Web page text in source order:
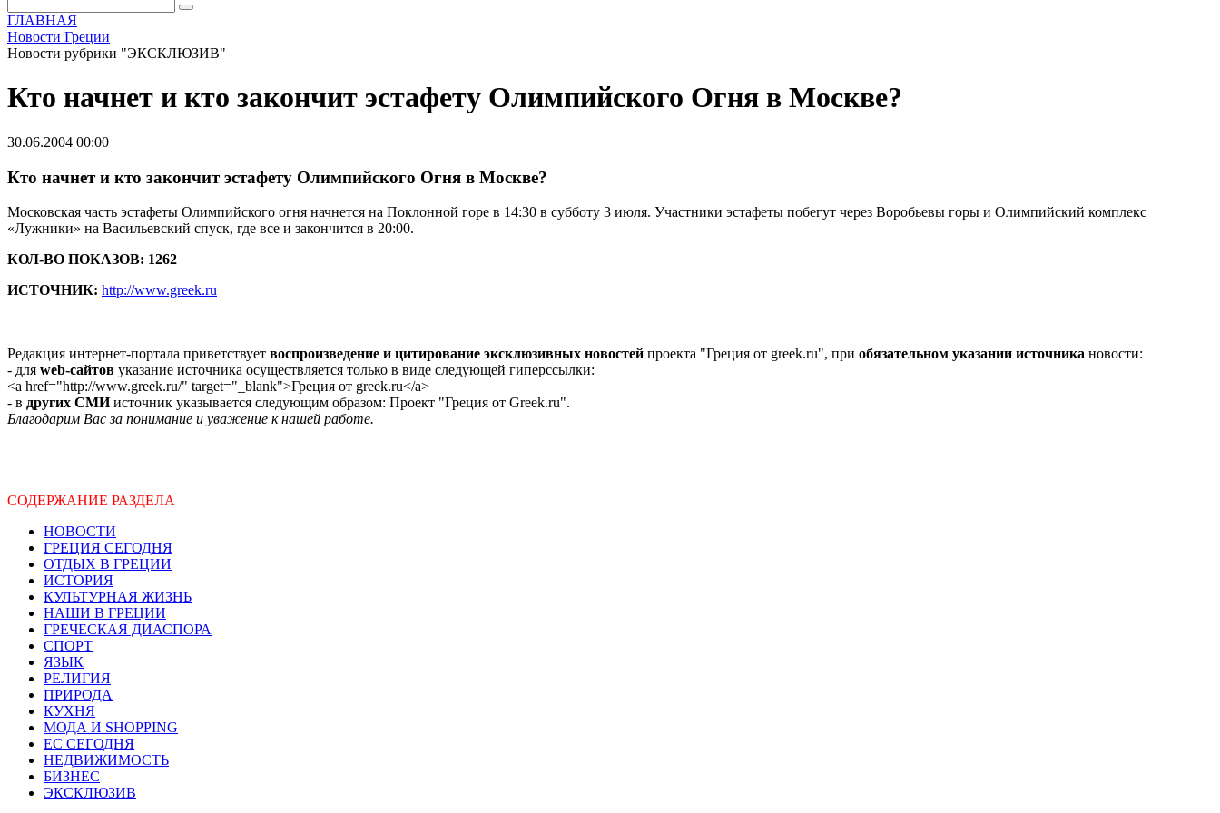
ГЛАВНАЯ
Новости Греции
Новости рубрики "ЭКСКЛЮЗИВ"
Кто начнет и кто закончит эстафету Олимпийского Огня в Москве?
30.06.2004 00:00
Кто начнет и кто закончит эстафету Олимпийского Огня в Москве?
Московская часть эстафеты Олимпийского огня начнется на Поклонной горе в 14:30 в субботу 3 июля. Участники эстафеты побегут через Воробьевы горы и Олимпийский комплекс
«Лужники» на Васильевский спуск, где все и закончится в 20:00.
КОЛ-ВО ПОКАЗОВ: 1262
ИСТОЧНИК: http://www.greek.ru
Редакция интернет-портала приветствует воспроизведение и цитирование эксклюзивных новостей проекта "Греция от greek.ru", при обязательном указании источника новости:
- для web-сайтов указание источника осуществляется только в виде следующей гиперссылки:
<a href="http://www.greek.ru/" target="_blank">Греция от greek.ru</a>
- в других СМИисточник указывается следующим образом: Проект "Греция от Greek.ru".
Благодарим Вас за понимание и уважение к нашей работе.
СОДЕРЖАНИЕ РАЗДЕЛА
НОВОСТИ
ГРЕЦИЯ СЕГОДНЯ
ОТДЫХ В ГРЕЦИИ
ИСТОРИЯ
КУЛЬТУРНАЯ ЖИЗНЬ
НАШИ В ГРЕЦИИ
ГРЕЧЕСКАЯ ДИАСПОРА
СПОРТ
ЯЗЫК
РЕЛИГИЯ
ПРИРОДА
КУХНЯ
МОДА И SHOPPING
ЕС СЕГОДНЯ
НЕДВИЖИМОСТЬ
БИЗНЕС
ЭКСКЛЮЗИВ